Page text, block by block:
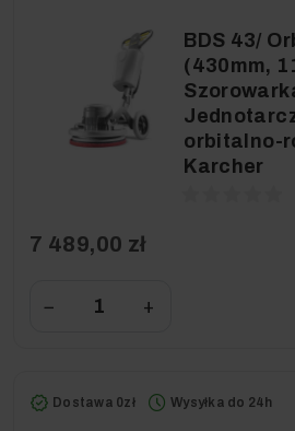
BDS 43/
(430mm,
orbitalno-
Karcher
7 489,00 zł
− +
Dostawa 0zł Wysyłka do 24h